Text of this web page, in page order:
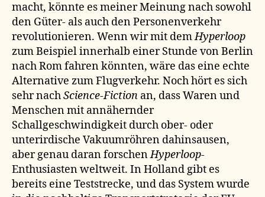
macht, könnte es meiner Meinung nach sowohl
den Güter- als auch den Personenverkehr
revolutionieren. Wenn wir mit demHyperloop
zum Beispiel innerhalb einer Stunde von Berlin
nach Rom fahren könnten, wäre das eine echte
Alternative zum Flugverkehr. Noch hört es sich
sehr nachScience-Fiction an, dass Waren und
Menschen mit annähernder
Schallgeschwindigkeit durch ober- oder
unterirdische Vakuumröhren dahinsausen,
aber genau daran forschenHyperloop-
Enthusiasten weltweit. In Holland gibt es
bereits eine Teststrecke, und das System wurde